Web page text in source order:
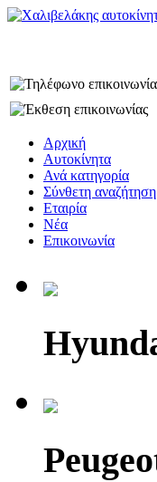
Αρχική
Αυτοκίνητα
Ανά κατηγορία
Σύνθετη αναζήτηση
Εταιρία
Νέα
Επικοινωνία